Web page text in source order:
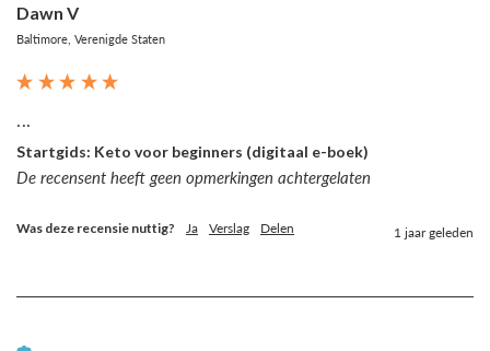
Dawn V
Baltimore, Verenigde Staten
...
Startgids: Keto voor beginners (digitaal e-boek)
De recensent heeft geen opmerkingen achtergelaten
Was deze recensie nuttig? Ja Verslag Delen 1 jaar geleden